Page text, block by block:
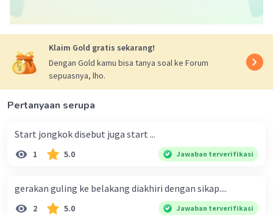
Klaim Gold gratis sekarang!
Dengan Gold kamu bisa tanya soal ke Forum
sepuasnya, lho.
Pertanyaan serupa
Start jongkok disebut juga start ...
1 5.0 Jawaban terverifikasi
gerakan guling ke belakang diakhiri dengan sikap....
2 5.0 Jawaban terverifikasi